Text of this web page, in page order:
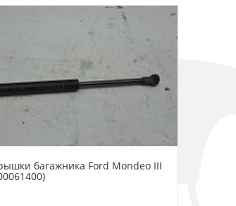
багажника Ford Mondeo III